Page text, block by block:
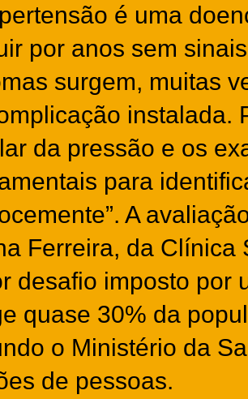
é uma
por anos sem
surgem, muitas
instalada.
da pressão e os
para
A
Ferreira, da Clínica
desafio imposto por
quase 30% da
o Ministério da
de pessoas.